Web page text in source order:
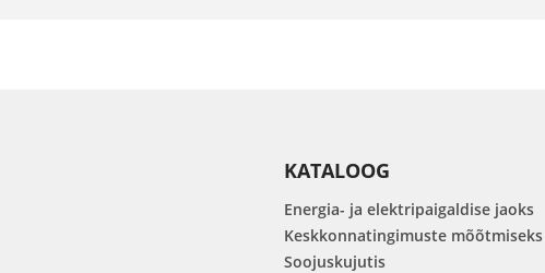
KATALOOG
Energia- ja elektripaigaldise jaoks
Keskkonnatingimuste mõõtmiseks
Soojuskujutis